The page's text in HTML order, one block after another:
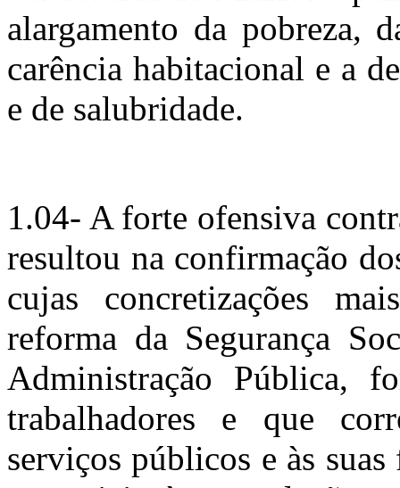
alargamento da pobreza,
carência habitacional e a
e de salubridade.
1.04- A forte ofensiva
resultou na confirmação
cujas concretizações
reforma da Segurança
Administração Pública,
trabalhadores e que
serviços públicos e às